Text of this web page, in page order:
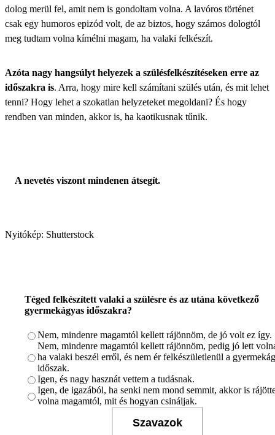
dolog merül fel, amit nem is gondoltam volna. A lavóros történet
csak egy humoros epizód volt, de az biztos, hogy számos dologtól
meg tudtam volna kímélni magam, ha valaki felkészít.
Azóta nagy hangsúlyt helyezek a szülésfelkészítéseken erre az
időszakra is. Arra, hogy mire kell számítani szülés után, és mit lehet
tenni? Hogy lehet a szokatlan helyzeteket megoldani? És hogy
rendben van minden, akkor is, ha kaotikusnak tűnik.
A nevetés viszont mindenen átsegít.
Nyitókép: Shutterstock
Téged felkészített valaki a szülésre és az utána következő
gyermekágyas időszakra?
Nem, mindenre magamtól kellett rájönnöm, de jó volt ez így.
Nem, mindenre magamtól kellett rájönnöm, pedig jó lett
ha valaki beszél erről, és nem ér felkészületlenül a
időszak.
Igen, és nagy hasznát vettem a tudásnak.
Igen, de igazából, ha senki nem mond semmit, akkor is
volna magamtól, mit és hogyan csináljak.
Szavazok